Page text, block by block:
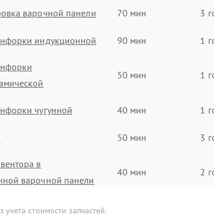
варочной панели 70 мин 3
индукционной 90 мин 1
50 мин 1
чугунной 40 мин 1
50 мин 3
в
варочной панели
40 мин 2
стоимости запчастей.